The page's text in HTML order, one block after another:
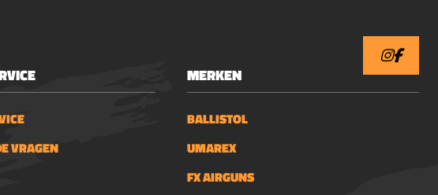
VRAGEN
MERKEN
BALLISTOL
UMAREX
FX AIRGUNS